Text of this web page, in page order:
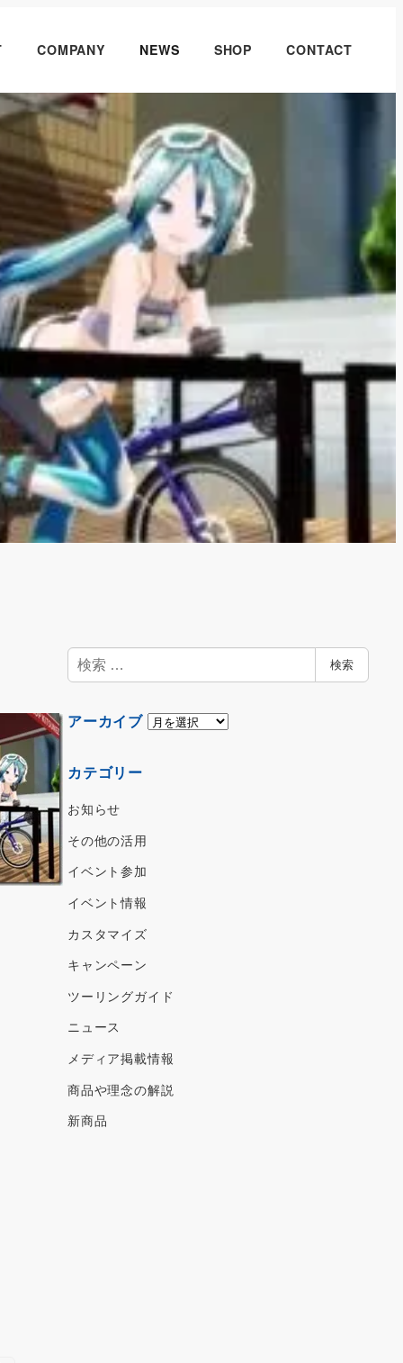
COMPANY NEWS SHOP CONTACT
検
索
検索
アーカイブ ア
カテゴリー
お知らせ
その他の活用
イベント参加
イベント情報
カスタマイズ
キャンペーン
ツーリングガイド
ニュース
メディア掲載情報
商品や理念の解説
新商品